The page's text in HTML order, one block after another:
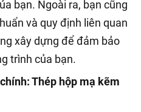
bạn. Ngoài ra, bạn cũng
và quy định liên quan
xây dựng để đảm bảo
trình của bạn.
Thép hộp mạ kẽm